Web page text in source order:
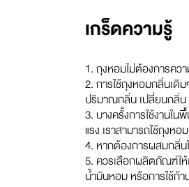
เกร็ดความรู้
1. ถุงหอมไม่ต้องการคว
2. การใช้ถุงหอมกลิ่นเดิ
ปริมาณกลิ่น เปลี่ยนกลิ่น
3. บางครั้งการใช้งานใ
แรง เราสามารถใช้ถุงห
4. หากต้องการผสมกลิ่
5. ควรเลือกผลิตภัณฑ์ให้
น้ำมันหอม หรือการใช้ก้